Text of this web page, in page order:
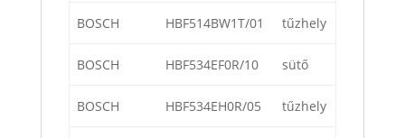
BOSCH HBF514BW1T/01 tűzhely
BOSCH HBF534EF0R/10 sütő
BOSCH HBF534EH0R/05 tűzhely